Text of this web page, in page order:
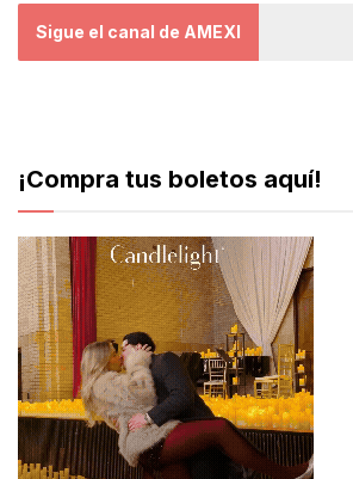
Sigue el canal de AMEXI
¡Compra tus boletos aquí!